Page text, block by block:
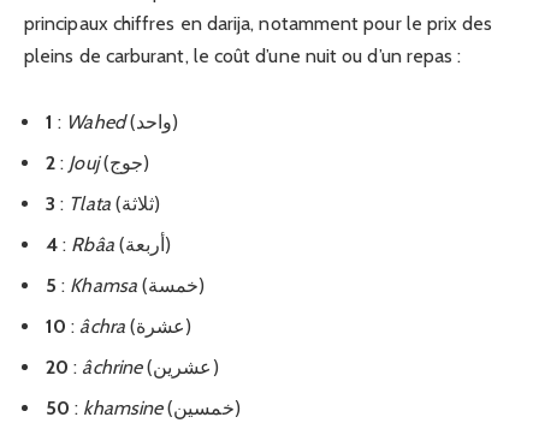
principaux chiffres en darija, notamment pour le prix des
pleins de carburant, le coût d’une nuit ou d’un repas :
1 : Wahed
(واحد)
2 : Jouj
(جوج)
3 : Tlata
(ثلاثة)
4 : Rbâa
(أربعة)
5 : Khamsa
(خمسة)
10 :âchra
(عشرة)
20 :âchrine
(عشرين)
50 : khamsine
(خمسين)